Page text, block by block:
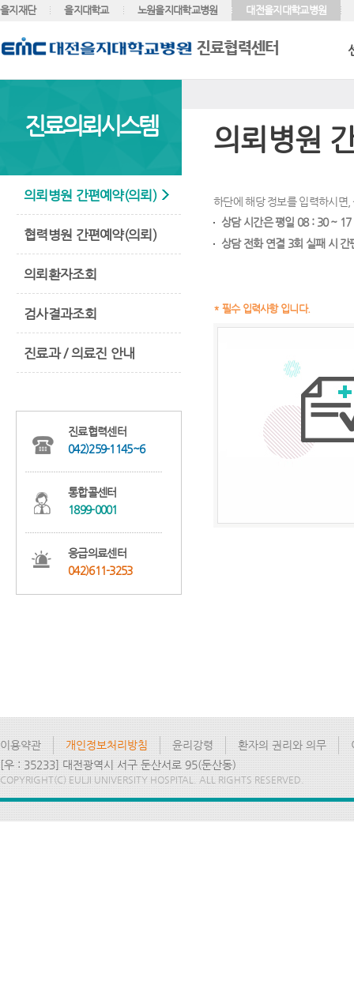
을지재단 을지대학교 노원을지대학교병원 대전을지대학교병원
진료의뢰시스템
의뢰병원 간편예약(의뢰)
협력병원 간편예약(의뢰)
의뢰환자조회
검사결과조회
진료과 / 의료진 안내
진료협력센터
042)259-1145~6
통합콜센터
1899-0001
응급의료센터
042)611-3253
의뢰병원
하단에 해당 정보를 입력하시면
상담 시간은 평일 08 : 30 ~
상담 전화 연결 3회 실패 시
* 필수 입력사항 입니다.
이용약관 개인정보처리방침 윤리강령 환자의 권리와 의무
[우 : 35233] 대전광역시 서구 둔산서로 95(둔산동)
COPYRIGHT(C) EULJI UNIVERSITY HOSPITAL. ALL RIGHTS RESERVED.